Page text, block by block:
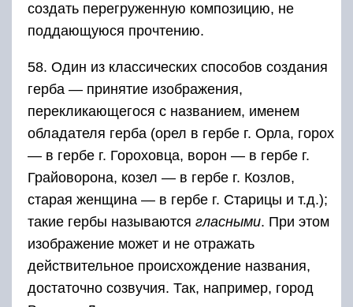
создать перегруженную композицию, не
поддающуюся прочтению.
58. Один из классических способов создания
герба — принятие изображения,
перекликающегося с названием, именем
обладателя герба (орел в гербе г. Орла, горох
— в гербе г. Гороховца, ворон — в гербе г.
Грайоворона, козел — в гербе г. Козлов,
старая женщина — в гербе г. Старицы и т.д.);
такие гербы называются гласными. При этом
изображение может и не отражать
действительное происхождение названия,
достаточно созвучия. Так, например, город